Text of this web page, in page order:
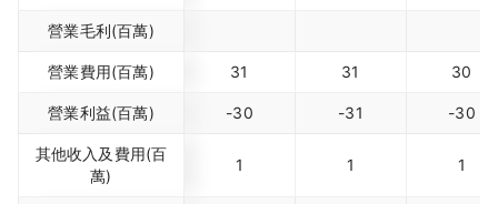
營業毛利(百萬)
營業費用(百萬) 31 31 30
營業利益(百萬) -30 -31 -30
其他收入及費用(百
萬)
1 1 1